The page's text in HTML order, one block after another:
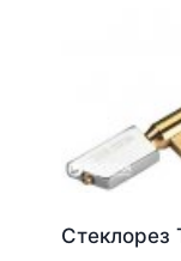
Стеклорез